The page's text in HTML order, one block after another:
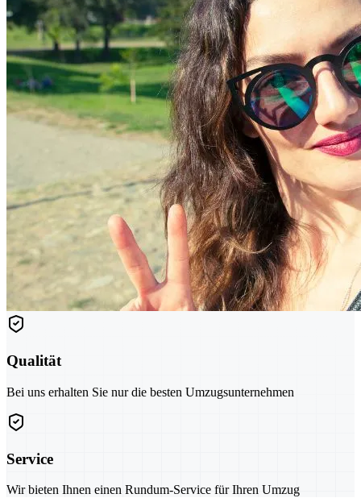
Qualität
Bei uns erhalten Sie nur die besten Umzugsunternehmen
Service
Wir bieten Ihnen einen Rundum-Service für Ihren Umzug